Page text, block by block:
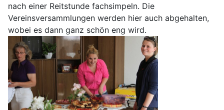
nach einer Reitstunde fachsimpeln. Die
Vereinsversammlungen werden hier auch abgehalten,
wobei es dann ganz schön eng wird.